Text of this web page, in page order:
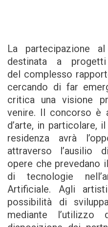
La partecipazione
destinata a
del complesso
cercando di far
critica una visione
venire. Il concorso è
d’arte, in particolare,
residenza avrà
attraverso l’ausilio
opere che prevedano
di tecnologie
Artificiale. Agli
possibilità di
mediante